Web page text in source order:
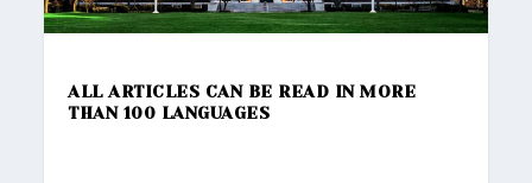
ALL ARTICLES CAN BE READ IN MORE
THAN 100 LANGUAGES